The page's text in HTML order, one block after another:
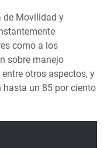
de Movilidad y
como a los
sobre manejo
otros aspectos, y
hasta un 85 por ciento